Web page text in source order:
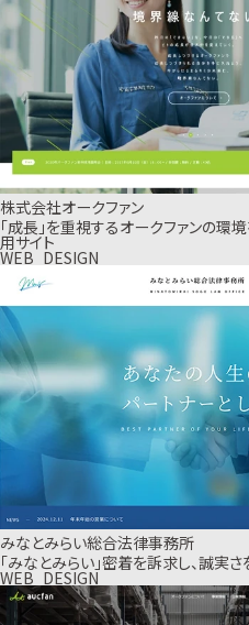
株式会社オークファン
「成長」を重視するオークファンの環
用サイト
WEB_DESIGN
みなとみらい総合法律事務所
「みなとみらい」密着を訴求し、誠実
WEB_DESIGN